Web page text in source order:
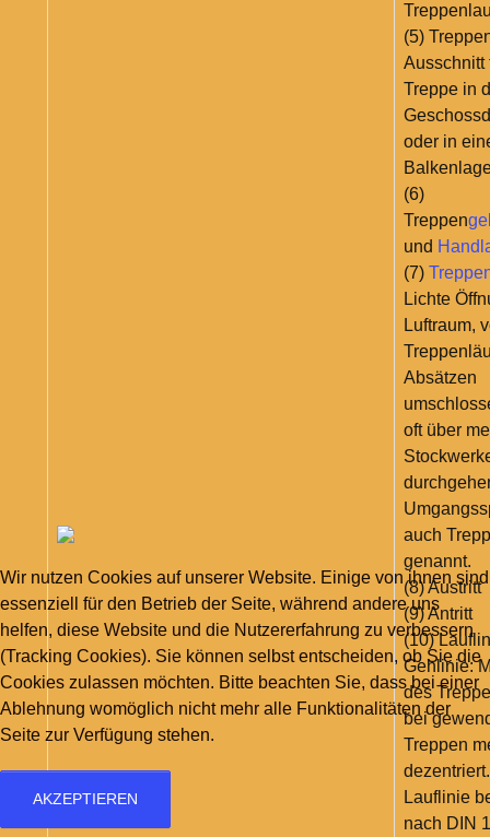
(5)
Ausschnitt
Treppe in
oder in
(6)
Treppen
und
(7)
Lichte
Luftraum,
Absätzen
oft über
auch
genannt.
(8) Austritt
(9) Antritt
(10)
Gehlinie:
des
bei
Treppen
Lauflinie
nach DIN
Wir nutzen Cookies auf unserer Website. Einige von ihnen sind
essenziell für den Betrieb der Seite, während andere uns
helfen, diese Website und die Nutzererfahrung zu verbessern
(Tracking Cookies). Sie können selbst entscheiden, ob Sie die
Cookies zulassen möchten. Bitte beachten Sie, dass bei einer
Ablehnung womöglich nicht mehr alle Funktionalitäten der
Seite zur Verfügung stehen.
AKZEPTIEREN